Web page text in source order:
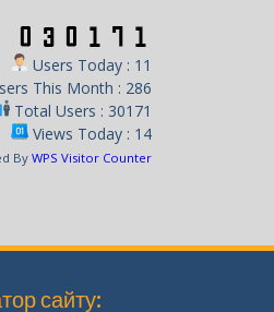
Users Today : 11
This Month : 286
Total Users : 30171
Views Today : 14
By WPS Visitor Counter
сайту: